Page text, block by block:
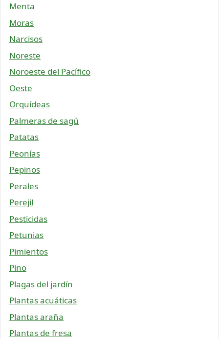
Menta
Moras
Narcisos
Noreste
Noroeste del Pacífico
Oeste
Orquídeas
Palmeras de sagú
Patatas
Peonías
Pepinos
Perales
Perejil
Pesticidas
Petunias
Pimientos
Pino
Plagas del jardín
Plantas acuáticas
Plantas araña
Plantas de fresa